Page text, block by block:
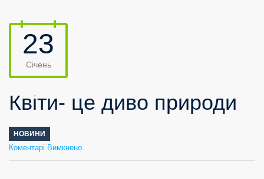
23
Січень
Квіти- це диво природи
НОВИНИ
Коментарі Вимкненодо
Квіти-
це